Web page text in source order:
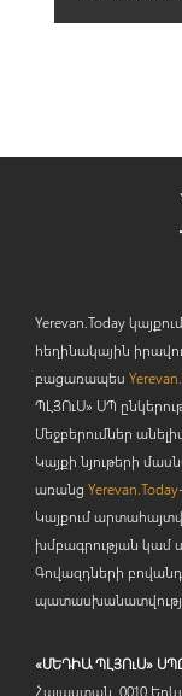
Yerevan.Today
հեղինակային
բացառապես
ՊԼՅՈւՍ» ՍՊ
Մեջբերումներ
Կայքի նյութերի
առանց Yerevan.Today
Կայքում
խմբագրության
Գովազդների
«ՄԵԴԻԱ ՊԼՅՈւՍ»
Հայաստան, 0010